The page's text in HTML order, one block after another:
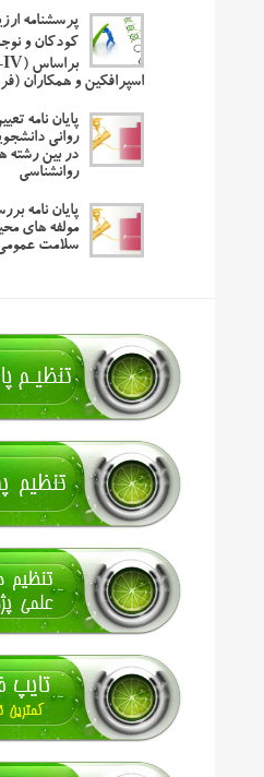
پرسشنامه
اسپرافکین و همکاران
پایان نامه
روانی
در بین رشته
روانشناسی
پایان نامه
مولفه ‌های
سلامت عمومی